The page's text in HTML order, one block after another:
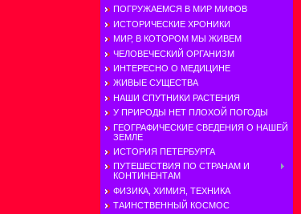
ПОГРУЖАЕМСЯ В МИР МИФОВ
ИСТОРИЧЕСКИЕ ХРОНИКИ
МИР, В КОТОРОМ МЫ ЖИВЕМ
ЧЕЛОВЕЧЕСКИЙ ОРГАНИЗМ
ИНТЕРЕСНО О МЕДИЦИНЕ
ЖИВЫЕ СУЩЕСТВА
НАШИ СПУТНИКИ РАСТЕНИЯ
У ПРИРОДЫ НЕТ ПЛОХОЙ ПОГОДЫ
ГЕОГРАФИЧЕСКИЕ СВЕДЕНИЯ О НАШЕЙ
ЗЕМЛЕ
ИСТОРИЯ ПЕТЕРБУРГА
ПУТЕШЕСТВИЯ ПО СТРАНАМ И
КОНТИНЕНТАМ
ФИЗИКА, ХИМИЯ, ТЕХНИКА
ТАИНСТВЕННЫЙ КОСМОС